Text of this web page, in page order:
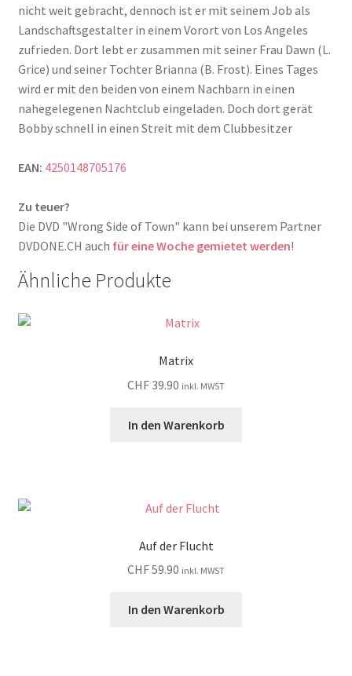
nicht weit gebracht, dennoch ist er mit seinem Job als
Landschaftsgestalter in einem Vorort von Los Angeles
zufrieden. Dort lebt er zusammen mit seiner Frau Dawn (L.
Grice) und seiner Tochter Brianna (B. Frost). Eines Tages
wird er mit den beiden von einem Nachbarn in einen
nahegelegenen Nachtclub eingeladen. Doch dort gerät
Bobby schnell in einen Streit mit dem Clubbesitzer
EAN: 4250148705176
Zu teuer?
Die DVD "Wrong Side of Town" kann bei unserem Partner
DVDONE.CH auch für eine Woche gemietet werden!
Ähnliche Produkte
Matrix
CHF39.90 inkl. MWST
In den Warenkorb
Auf der Flucht
CHF59.90 inkl. MWST
In den Warenkorb